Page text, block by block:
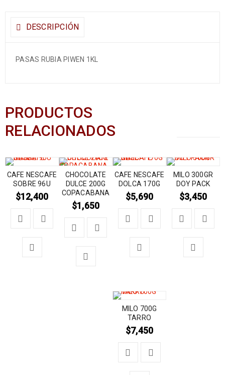
DESCRIPCIÓN
PASAS RUBIA PIWEN 1KL
PRODUCTOS
RELACIONADOS
CAFE NESCAFE
SOBRE 96U
$12,400
CHOCOLATE
DULCE 200G
COPACABANA
$1,650
CAFE NESCAFE
DOLCA 170G
$5,690
MILO 300GR
DOY PACK
$3,450
MILO 700G
TARRO
$7,450